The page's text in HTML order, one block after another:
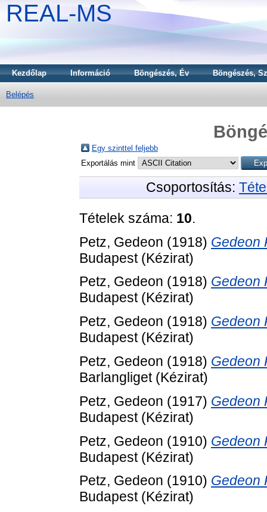
REAL-MS
Kezdőlap Információ Böngészés, Év Böngészés,
Belépés
Egy szinttel feljebb
Exportálás mint
Csoportosítás:
Tételek száma: 10.
Petz, Gedeon (1918) Gedeon
Budapest (Kézirat)
Petz, Gedeon (1918) Gedeon
Budapest (Kézirat)
Petz, Gedeon (1918) Gedeon
Budapest (Kézirat)
Petz, Gedeon (1918) Gedeon
Barlangliget (Kézirat)
Petz, Gedeon (1917) Gedeon
Budapest (Kézirat)
Petz, Gedeon (1910) Gedeon
Budapest (Kézirat)
Petz, Gedeon (1910) Gedeon
Budapest (Kézirat)